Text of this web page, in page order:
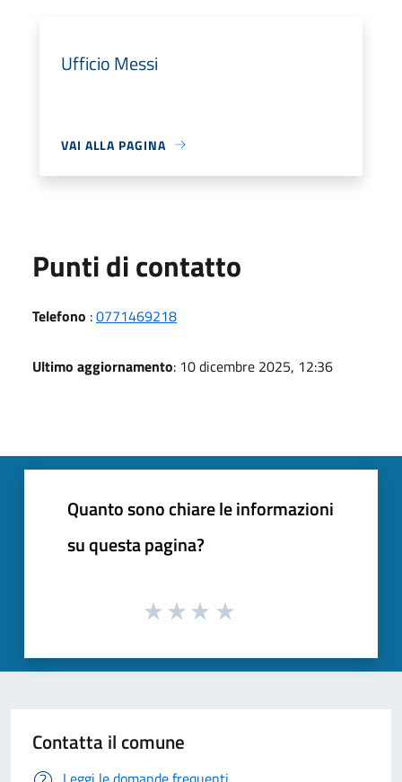
Ufficio Messi
VAI ALLA PAGINA
Punti di contatto
Telefono :0771469218
Ultimo aggiornamento: 10 dicembre 2025, 12:36
Quanto sono chiare le informazioni
su questa pagina?
Contatta il comune